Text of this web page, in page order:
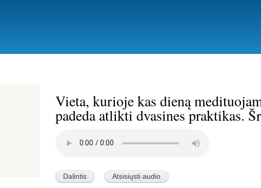
Vieta, kurioje kas dieną
padeda atlikti dvasines praktikas.